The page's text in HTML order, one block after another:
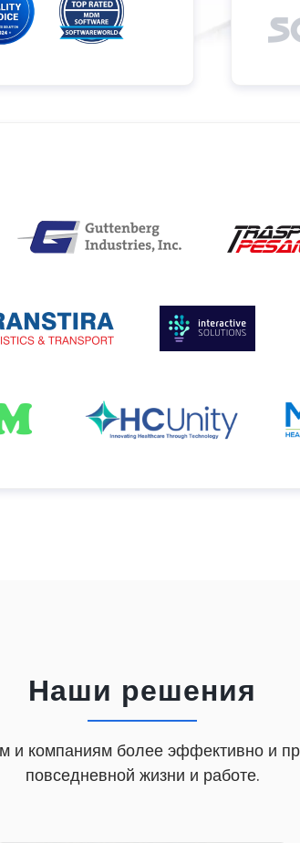
Наши решения
и компаниям более эффективно и
повседневной жизни и работе.